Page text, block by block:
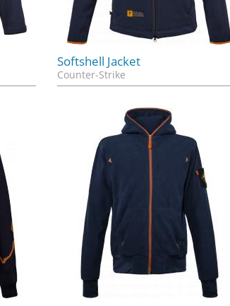
Softshell Jacket
Counter-Strike